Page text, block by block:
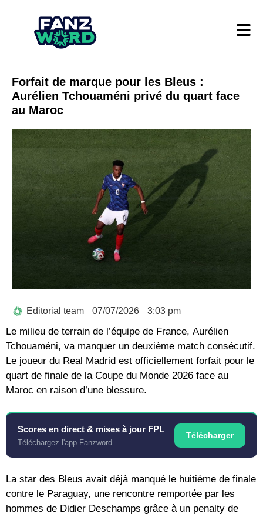
Forfait de marque pour les Bleus :
Aurélien Tchouaméni privé du quart face
au Maroc
Editorial team 07/07/2026 3:03 pm
Le milieu de terrain de l’équipe de France, Aurélien
Tchouaméni, va manquer un deuxième match consécutif.
Le joueur du Real Madrid est officiellement forfait pour le
quart de finale de la Coupe du Monde 2026 face au
Maroc en raison d’une blessure.
Scores en direct & mises à jour FPL
Téléchargez l'app Fanzword
Télécharger
La star des Bleus avait déjà manqué le huitième de finale
contre le Paraguay, une rencontre remportée par les
hommes de Didier Deschamps grâce à un penalty de